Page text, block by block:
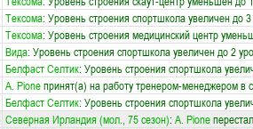
Тексома: Уровень строения спортшкола увеличен до
Тексома: Уровень строения медицинский центр
Вида: Уровень строения спортшкола увеличен до 2
Белфаст Селтик: Уровень строения спортшкола
A. Pioneпринят(а) на работу тренером-менеджером в
Белфаст Селтик: Уровень строения спортшкола
Северная Ирландия (мол., 75 сезон): A. Pione